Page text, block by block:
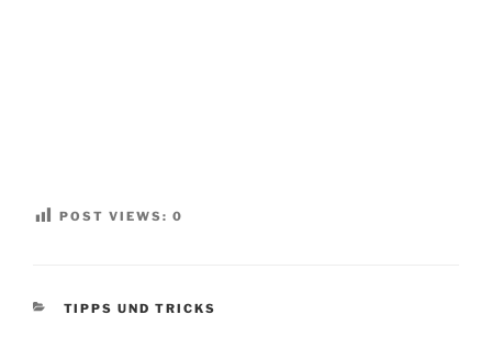
POST VIEWS: 0
KATEGORIEN
TIPPS UND TRICKS